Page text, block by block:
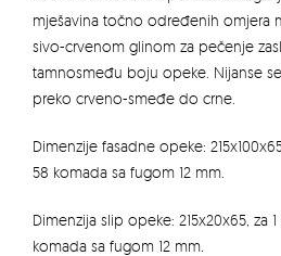
mješavina točno određenih omjera
sivo-crvenom glinom za pečenje
tamnosmeđu boju opeke. Nijanse
preko crveno-smeđe do crne.
Dimenzije fasadne opeke:
58 komada sa fugom 12 mm.
Dimenzija slip opeke: 215x20x65, za
komada sa fugom 12 mm.